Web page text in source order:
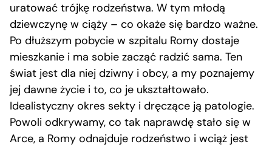
uratować trójkę rodzeństwa. W tym młodą
dziewczynę w ciąży – co okaże się bardzo ważne.
Po dłuższym pobycie w szpitalu Romy dostaje
mieszkanie i ma sobie zacząć radzić sama. Ten
świat jest dla niej dziwny i obcy, a my poznajemy
jej dawne życie i to, co je ukształtowało.
Idealistyczny okres sekty i dręczące ją patologie.
Powoli odkrywamy, co tak naprawdę stało się w
Arce, a Romy odnajduje rodzeństwo i wciąż jest